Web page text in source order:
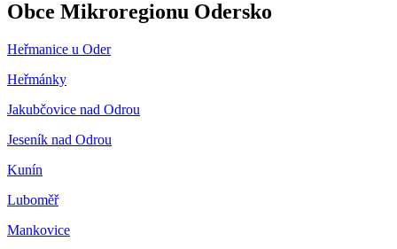
Obce Mikroregionu Odersko
Heřmanice u Oder
Heřmánky
Jakubčovice nad Odrou
Jeseník nad Odrou
Kunín
Luboměř
Mankovice